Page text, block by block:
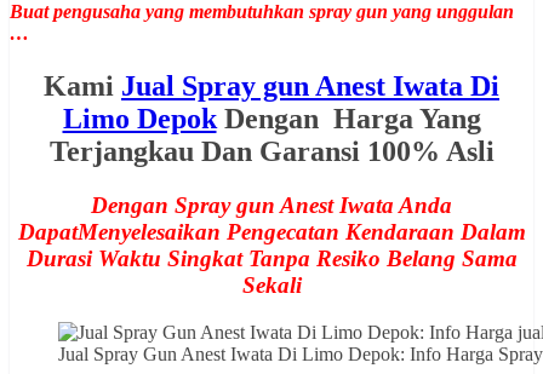
Buat pengusaha yang membutuhkan spray gun yang unggulan
…
Kami Jual Spray gun Anest Iwata Di
Limo DepokDengan Harga Yang
Terjangkau Dan Garansi 100% Asli
Dengan Spray gun Anest Iwata Anda
DapatMenyelesaikan Pengecatan Kendaraan Dalam
Durasi Waktu Singkat Tanpa Resiko Belang Sama
Sekali
Jual Spray Gun Anest Iwata Di Limo Depok: Info Harga